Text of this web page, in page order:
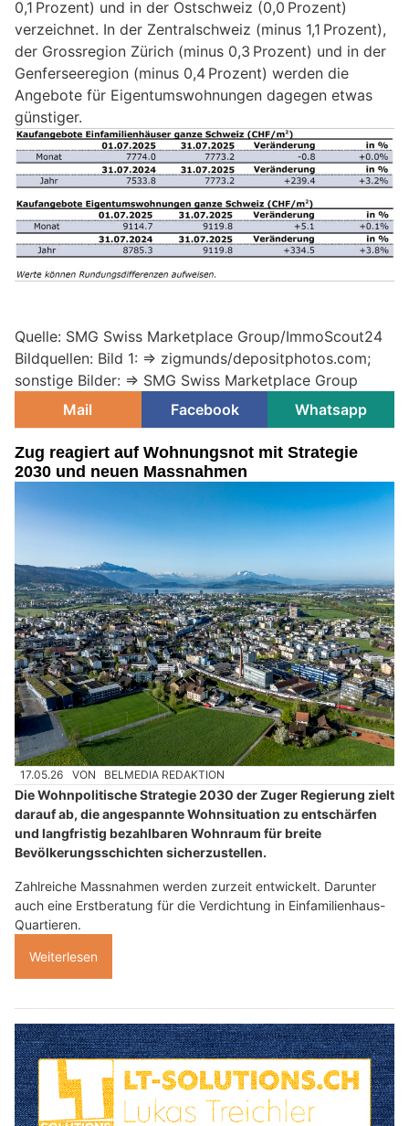
0,1 Prozent) und in der Ostschweiz (0,0 Prozent)
verzeichnet. In der Zentralschweiz (minus 1,1 Prozent),
der Grossregion Zürich (minus 0,3 Prozent) und in der
Genferseeregion (minus 0,4 Prozent) werden die
Angebote für Eigentumswohnungen dagegen etwas
günstiger.
Quelle: SMG Swiss Marketplace Group/ImmoScout24
Bildquellen: Bild 1: => zigmunds/depositphotos.com;
sonstige Bilder: => SMG Swiss Marketplace Group
Mail
Facebook Whatsapp
Zug reagiert auf Wohnungsnot mit Strategie
2030 und neuen Massnahmen
17.05.26 VON BELMEDIA REDAKTION
Die Wohnpolitische Strategie 2030 der Zuger Regierung zielt
darauf ab, die angespannte Wohnsituation zu entschärfen
und langfristig bezahlbaren Wohnraum für breite
Bevölkerungsschichten sicherzustellen.
Zahlreiche Massnahmen werden zurzeit entwickelt. Darunter
auch eine Erstberatung für die Verdichtung in Einfamilienhaus-
Quartieren.
Weiterlesen